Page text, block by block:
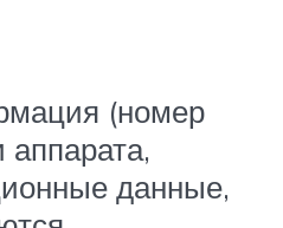
(номер
данные,